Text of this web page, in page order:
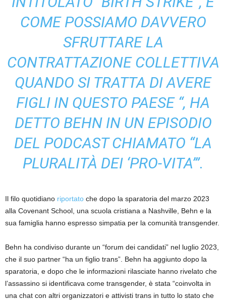
COME POSSIAMO DAVVERO
SFRUTTARE LA
CONTRATTAZIONE COLLETTIVA
QUANDO SI TRATTA DI AVERE
FIGLI IN QUESTO PAESE “, HA
DETTO BEHN IN UN EPISODIO
DEL PODCAST CHIAMATO “LA
PLURALITÀ DEI ‘PRO-VITA’”.
Il filo quotidiano riportato che dopo la sparatoria del marzo 2023
alla Covenant School, una scuola cristiana a Nashville, Behn e la
sua famiglia hanno espresso simpatia per la comunità transgender.
Behn ha condiviso durante un “forum dei candidati” nel luglio 2023,
che il suo partner “ha un figlio trans”. Behn ha aggiunto dopo la
sparatoria, e dopo che le informazioni rilasciate hanno rivelato che
l’assassino si identificava come transgender, è stata “coinvolta in
una chat con altri organizzatori e attivisti trans in tutto lo stato che